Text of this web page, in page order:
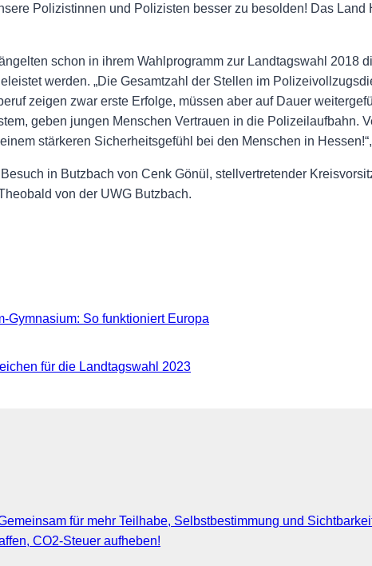
Polizistinnen und Polizisten besser zu besolden! Das Land
schon in ihrem Wahlprogramm zur Landtagswahl 2018
werden. „Die Gesamtzahl der Stellen im
zeigen zwar erste Erfolge, müssen aber auf Dauer
geben jungen Menschen Vertrauen in die Polizeilaufbahn.
stärkeren Sicherheitsgefühl bei den Menschen in
in Butzbach von Cenk Gönül, stellvertretender
von der UWG Butzbach.
Gymnasium: So funktioniert Europa
für die Landtagswahl 2023
für mehr Teilhabe, Selbstbestimmung und
CO2-Steuer aufheben!